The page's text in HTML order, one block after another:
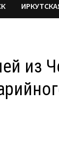
из